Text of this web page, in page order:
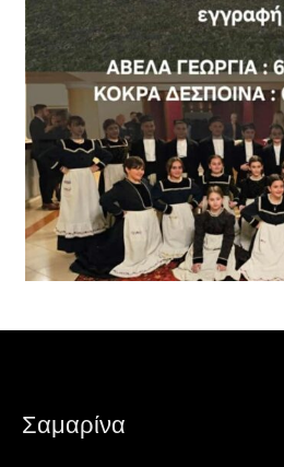
Σαμαρίνα